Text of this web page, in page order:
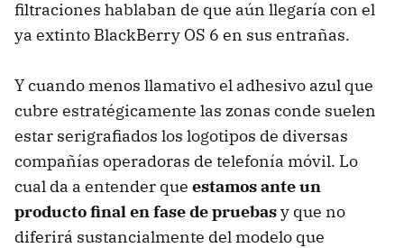
filtraciones hablaban de que aún llegaría con el
ya extinto BlackBerry OS 6 en sus entrañas.
Y cuando menos llamativo el adhesivo azul que
cubre estratégicamente las zonas conde suelen
estar serigrafiados los logotipos de diversas
compañías operadoras de telefonía móvil. Lo
cual da a entender que estamos ante un
producto final en fase de pruebasy que no
diferirá sustancialmente del modelo que